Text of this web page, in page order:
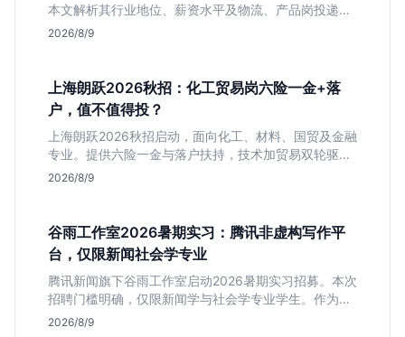
本文解析其行业地位、薪资水平及物流、产品岗投递策
略，助你判断是否适合这种高强度职业起步。
2026/8/9
上海朗跃2026秋招：化工贸易岗六险一金+落
户，值不值得投？
上海朗跃2026秋招启动，面向化工、材料、国贸及金融
专业。提供六险一金与落户扶持，技术加贸易双轮驱动
模式稳定性高。本文解读岗位需求与福利含金量，帮应
2026/8/9
谷雨工作室2026暑期实习：腾讯非虚构写作平
台，仅限新闻社会学专业
腾讯新闻旗下谷雨工作室启动2026暑期实习招募。本次
招聘门槛明确，仅限新闻学与社会学专业学生。作为深
耕非虚构写作的头部团队，该岗位提供独立发稿机会与
2026/8/9